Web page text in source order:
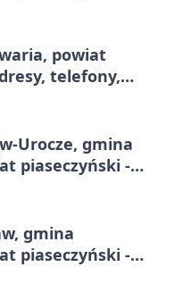
powiat
telefony,
Urocze, gmina
piaseczyński -
gmina
piaseczyński -